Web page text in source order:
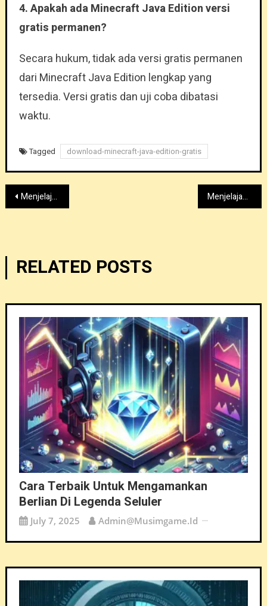
4. Apakah ada Minecraft Java Edition versi
gratis permanen?
Secara hukum, tidak ada versi gratis permanen
dari Minecraft Java Edition lengkap yang
tersedia. Versi gratis dan uji coba dibatasi
waktu.
Tagged download-minecraft-java-edition-gratis
Post
Menjelajahi Mod Minecraft Paling Populer Tahun 2023 Menjelajahi Fitur Baru Pembaruan Minecraft 1.18.12
RELATED POSTS
Cara Terbaik Untuk Mengamankan
Berlian Di Legenda Seluler
July 7, 2025 Admin@musimgame.id